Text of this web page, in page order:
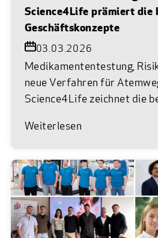
Science4Life prämiert die
Geschäftskonzepte
03.03.2026
Medikamententestung,
neue Verfahren für
Science4Life zeichnet die
Weiterlesen